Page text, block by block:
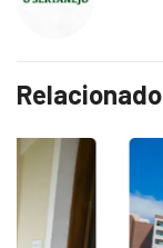
Relacionado